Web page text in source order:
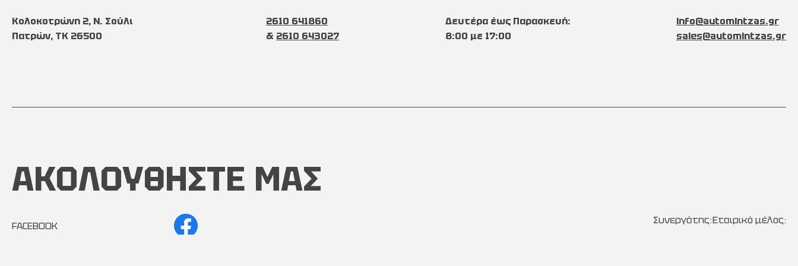
Κολοκοτρώνη 2, Ν. Σούλι
Πατρών, TK 26500
2610 641860
& 2610 643027
Δευτέρα έως Παρασκευή:
8:00 με 17:00
info@automintzas.gr
sales@automintzas.gr
ΑΚΟΛΟΥΘΗΣΤΕ ΜΑΣ
FACEBOOK Συνεργάτης:Εταιρικό μέλος: